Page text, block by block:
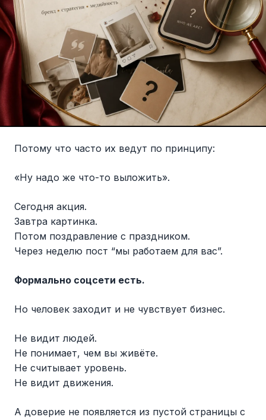
Потому что часто их ведут по принципу:
«Ну надо же что-то выложить».
Сегодня акция.
Завтра картинка.
Потом поздравление с праздником.
Через неделю пост “мы работаем для вас”.
Формально соцсети есть.
Но человек заходит и не чувствует бизнес.
Не видит людей.
Не понимает, чем вы живёте.
Не считывает уровень.
Не видит движения.
А доверие не появляется из пустой страницы с